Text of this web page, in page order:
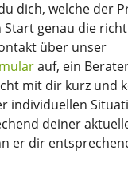
dich, welche der
genau die
über unser
auf, ein
mit dir kurz und
individuellen
deiner
er dir